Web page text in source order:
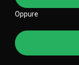
Oppure